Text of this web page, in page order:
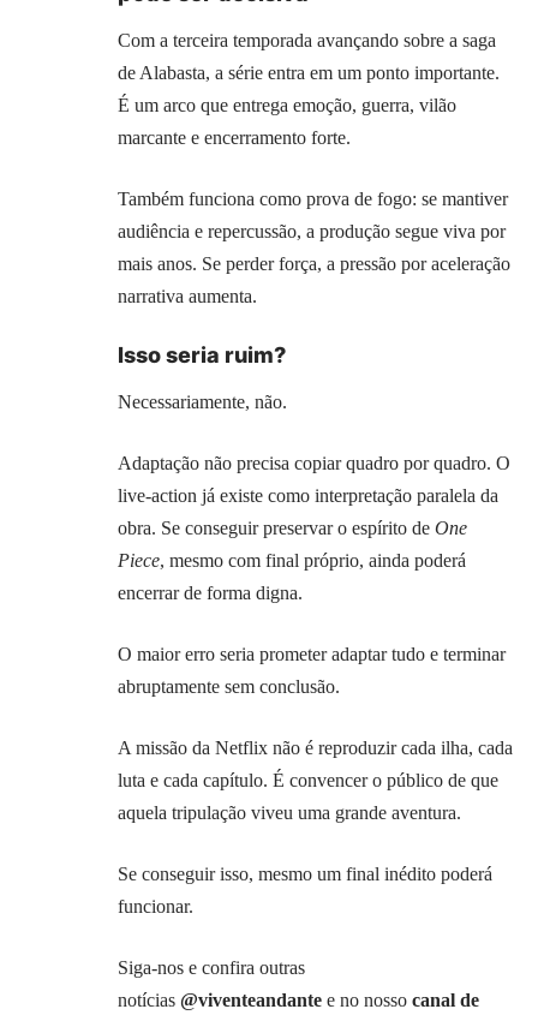
Com a terceira temporada avançando sobre a saga
de Alabasta, a série entra em um ponto importante.
É um arco que entrega emoção, guerra, vilão
marcante e encerramento forte.
Também funciona como prova de fogo: se mantiver
audiência e repercussão, a produção segue viva por
mais anos. Se perder força, a pressão por aceleração
narrativa aumenta.
Isso seria ruim?
Necessariamente, não.
Adaptação não precisa copiar quadro por quadro. O
live-action já existe como interpretação paralela da
obra. Se conseguir preservar o espírito de One
Piece, mesmo com final próprio, ainda poderá
encerrar de forma digna.
O maior erro seria prometer adaptar tudo e terminar
abruptamente sem conclusão.
A missão da Netflix não é reproduzir cada ilha, cada
luta e cada capítulo. É convencer o público de que
aquela tripulação viveu uma grande aventura.
Se conseguir isso, mesmo um final inédito poderá
funcionar.
Siga-nos e confira outras
notícias @viventeandante e no nosso canal de